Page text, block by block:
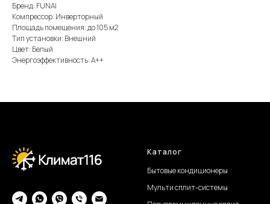
Бренд: FUNAI
Компрессор: Инверторный
Площадь помещения: до 105 м2
Тип установки: Внешний
Цвет: Белый
Энергоэффективность: А++
Каталог
Бытовые кондиционеры
Мульти сплит-системы